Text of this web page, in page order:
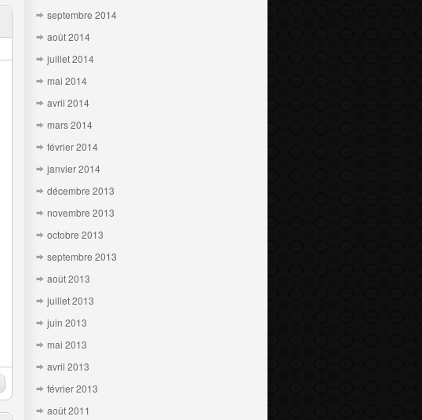
septembre 2014
août 2014
juillet 2014
mai 2014
avril 2014
mars 2014
février 2014
janvier 2014
décembre 2013
novembre 2013
octobre 2013
septembre 2013
août 2013
juillet 2013
juin 2013
mai 2013
avril 2013
février 2013
août 2011